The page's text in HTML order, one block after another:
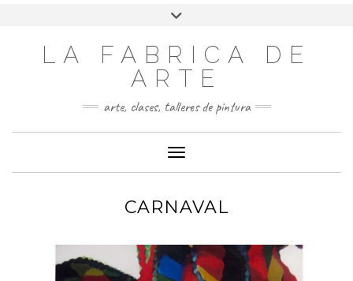
LA FABRICA DE
ARTE
arte, clases, talleres de pintura
Cambiar modo de navegación
CARNAVAL